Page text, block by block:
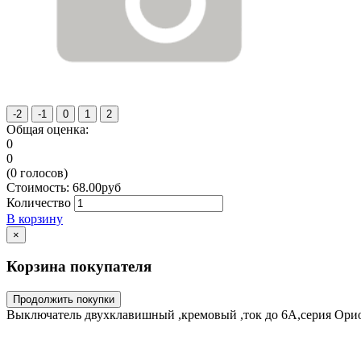
Общая оценка:
0
0
(0 голосов)
Стоимость: 68.00руб
Количество
В корзину
×
Корзина покупателя
Продолжить покупки
Выключатель двухклавишный ,кремовый ,ток до 6А,серия